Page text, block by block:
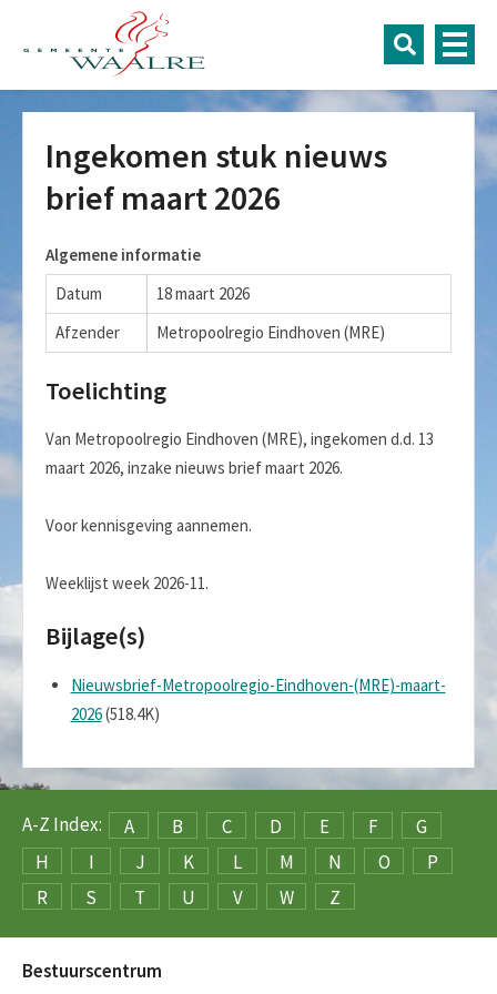
Ingekomen stuk nieuws
brief maart 2026
Algemene informatie
Datum
18 maart 2026
Afzender
Metropoolregio Eindhoven (MRE)
Toelichting
Van Metropoolregio Eindhoven (MRE), ingekomen d.d. 13
maart 2026, inzake nieuws brief maart 2026.
Voor kennisgeving aannemen.
Weeklijst week 2026-11.
Bijlage(s)
Nieuwsbrief-Metropoolregio-Eindhoven-(MRE)-maart-
2026(518.4K)
A-Z Index: A B C D E F
G
H
I J K L M N O
P
R
S T U V W Z
Bestuurscentrum